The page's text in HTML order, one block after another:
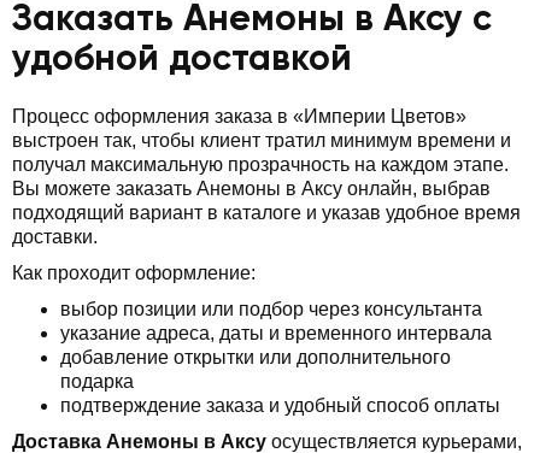
Заказать Анемоны в Аксу с
удобной доставкой
Процесс оформления заказа в «Империи Цветов»
выстроен так, чтобы клиент тратил минимум времени и
получал максимальную прозрачность на каждом этапе.
Вы можете заказать Анемоны в Аксу онлайн, выбрав
подходящий вариант в каталоге и указав удобное время
доставки.
Как проходит оформление:
выбор позиции или подбор через консультанта
указание адреса, даты и временного интервала
добавление открытки или дополнительного
подарка
подтверждение заказа и удобный способ оплаты
Доставка Анемоны в Аксу осуществляется курьерами,